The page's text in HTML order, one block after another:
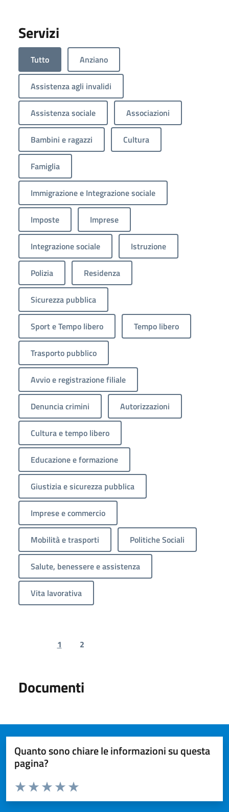
Servizi
Tutto Anziano
Assistenza agli invalidi
Assistenza sociale Associazioni
Bambini e ragazzi Cultura
Famiglia
Immigrazione e Integrazione sociale
Imposte Imprese
Integrazione sociale Istruzione
Polizia Residenza
Sicurezza pubblica
Sport e Tempo libero Tempo libero
Trasporto pubblico
Avvio e registrazione filiale
Denuncia crimini Autorizzazioni
Cultura e tempo libero
Educazione e formazione
Giustizia e sicurezza pubblica
Imprese e commercio
Mobilità e trasporti Politiche Sociali
Salute, benessere e assistenza
Vita lavorativa
Previous page
1 2
Documenti
Quanto sono chiare le informazioni su questa
pagina?
Valuta da 1 a 5 stelle la pagina
Valuta 5 stelle su 5
Valuta 4 stelle su 5
Valuta 3 stelle su 5
Valuta 2 stelle su 5
Valuta 1 stelle su 5